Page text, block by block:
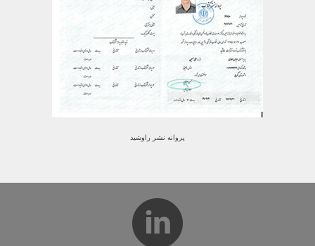
پروانه نشر راوشید